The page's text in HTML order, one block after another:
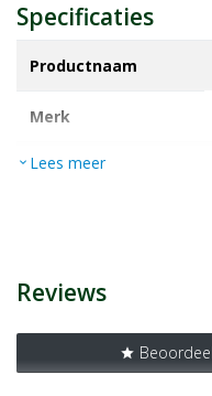
Specificaties
Productnaam
Merk
EAN
expand_more Lees meer
Reviews
star